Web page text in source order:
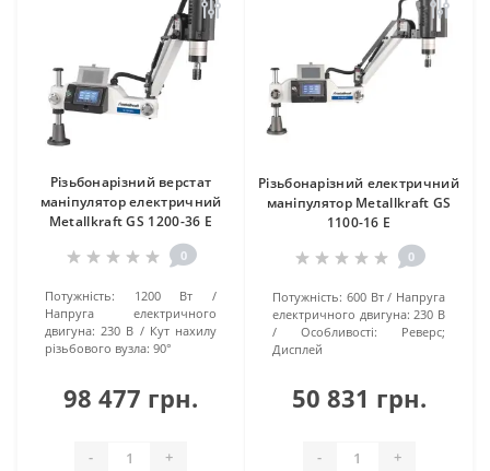
Різьбонарізний верстат
маніпулятор електричний
Metallkraft GS 1200-36 E
0
Потужність:
1200 Вт
Напруга електричного
двигуна: 230 В
Кут нахилу
різьбового вузла: 90°
98 477 грн.
- +
Різьбонарізний електричний
маніпулятор Metallkraft GS
1100-16 E
0
Потужність: 600 Вт
Напруга
електричного двигуна: 230 В
Особливості:
Реверс;
Дисплей
50 831 грн.
- +